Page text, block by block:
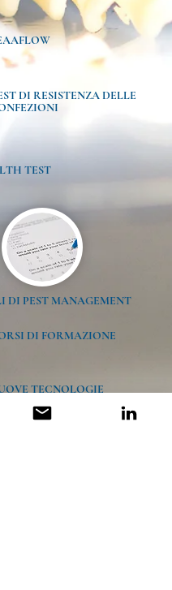
DI RESISTENZA DELLE
TEST
DI PEST MANAGEMENT
DI FORMAZIONE
TECNOLOGIE